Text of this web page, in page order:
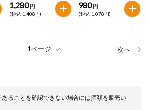
1,280 円
(税込 1,408円)
980円
(税込 1,078円)
次へ
ることを確認できない場合には酒類を販売い